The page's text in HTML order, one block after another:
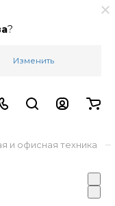
?
Изменить
и офисная техника –